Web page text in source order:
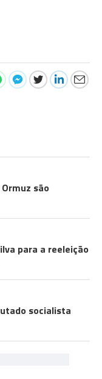
são
para a reeleição
socialista